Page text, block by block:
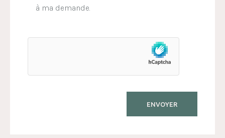
à ma demande.